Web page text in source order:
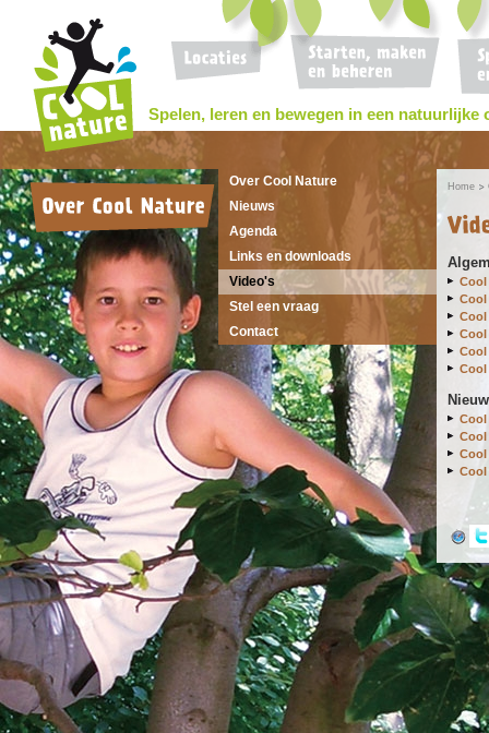
Spelen, leren en bewegen in een natuurlijke
Over Cool Nature
Nieuws
Agenda
Links en downloads
Video's
Stel een vraag
Contact
Home
Cool
Cool
Cool
Cool
Cool
Cool
Cool
Cool
Cool
Cool